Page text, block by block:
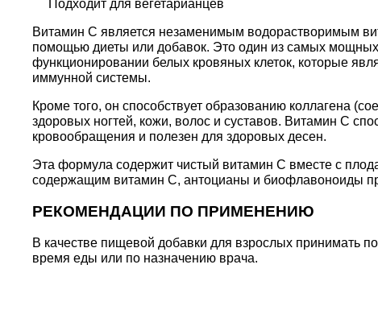
Подходит для вегетарианцев
Витамин С является незаменимым водорастворимым
помощью диеты или добавок. Это один из самых мощных
функционировании белых кровяных клеток, которые
иммунной системы.
Кроме того, он способствует образованию коллагена
здоровых ногтей, кожи, волос и суставов. Витамин С
кровообращения и полезен для здоровых десен.
Эта формула содержит чистый витамин С вместе с
содержащим витамин С, антоцианы и биофлавоноиды
РЕКОМЕНДАЦИИ ПО ПРИМЕНЕНИЮ
В качестве пищевой добавки для взрослых принимать
время еды или по назначению врача.